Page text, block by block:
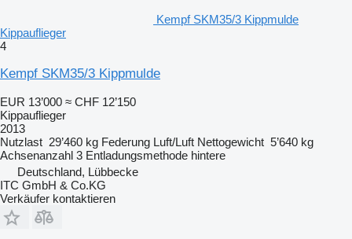
Kempf SKM35/3 Kippmulde
Kippauflieger
4
Kempf SKM35/3 Kippmulde
EUR 13’000 ≈ CHF 12’150
Kippauflieger
2013
Nutzlast 29’460 kg Federung Luft/Luft Nettogewicht 5’640 kg
Achsenanzahl 3 Entladungsmethode hintere
Deutschland, Lübbecke
ITC GmbH & Co.KG
Verkäufer kontaktieren